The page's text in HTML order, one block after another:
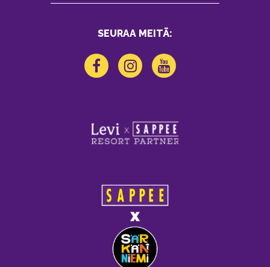
SEURAA MEITÄ: